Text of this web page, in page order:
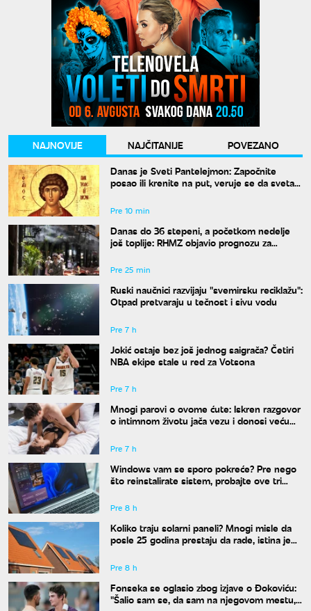
NAJNOVIJE NAJČITANIJE
POVEZANO
Danas je Sveti Pantelejmon: Započnite
posao ili krenite na put, veruje se da svetac
Pre 10 min
Danas do 36 stepeni, a početkom nedelje
još toplije: RHMZ objavio prognozu za
Pre 25 min
Ruski naučnici razvijaju "svemirsku reciklažu":
Otpad pretvaraju u tečnost i sivu vodu
Pre 7 h
Jokić ostaje bez još jednog saigrača? Četiri
NBA ekipe stale u red za Votsona
Pre 7 h
Mnogi parovi o ovome ćute: Iskren razgovor
o intimnom životu jača vezu i donosi veću
Pre 7 h
Windows vam se sporo pokreće? Pre nego
što reinstalirate sistem, probajte ove tri
Pre 8 h
Koliko traju solarni paneli? Mnogi misle da
posle 25 godina prestaju da rade, istina je
Pre 8 h
Fonseka se oglasio zbog izjave o Đokoviću:
"Šalio sam se, da sam na njegovom mestu,